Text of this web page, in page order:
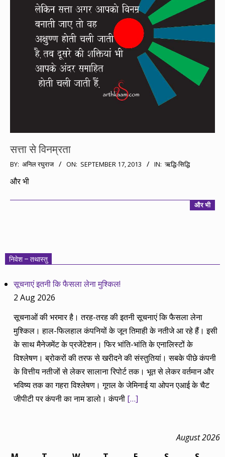
सत्ता से विनम्रता
2013-
09-
BY: अनिल रघुराज ON: SEPTEMBER 17, 2013 IN: ऋद्धि-सिद्धि
और भी
और भी
निवेश – तथास्तु
सूचनाएं इतनी कि फैसला लेना मुश्किल!
2 Aug 2026
सूचनाओं की भरमार है। तरह-तरह की इतनी सूचनाएं कि फैसला लेना
मुश्किल। हाल-फिलहाल कंपनियों के जून तिमाही के नतीजे आ रहे हैं। इसी
के साथ मैनेजमेंट के प्रजेंटेशन। फिर भांति-भांति के एनालिस्टों के
विश्लेषण। ब्रोकरों की तरफ से खरीदने की संस्तुतियां। सबके पीछे कंपनी
के वित्तीय नतीजों से लेकर सालाना रिपोर्ट तक। भूत से लेकर वर्तमान और
भविष्य तक का गहरा विश्लेषण। गूगल के जेमिनाई या ओपन एआई के चैट
जीपीटी पर कंपनी का नाम डालो। कंपनी […]
August 2026